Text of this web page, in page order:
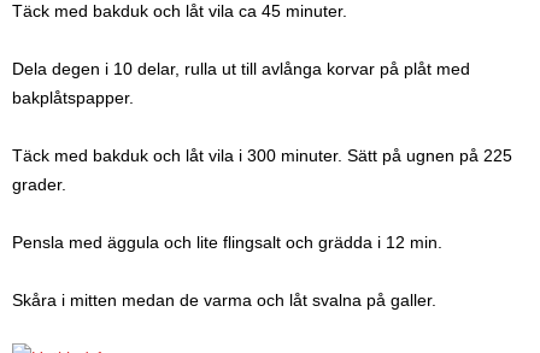
Täck med bakduk och låt vila ca 45 minuter.
Dela degen i 10 delar, rulla ut till avlånga korvar på plåt med
bakplåtspapper.
Täck med bakduk och låt vila i 300 minuter. Sätt på ugnen på 225
grader.
Pensla med äggula och lite flingsalt och grädda i 12 min.
Skåra i mitten medan de varma och låt svalna på galler.